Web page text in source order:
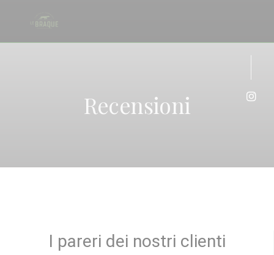
Recensioni
I pareri dei nostri clienti